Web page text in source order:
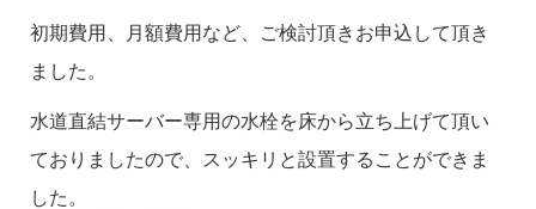
初期費用、月額費用など、ご検討頂きお申込して頂き
ました。
水道直結サーバー専用の水栓を床から立ち上げて頂い
ておりましたので、スッキリと設置することができま
した。